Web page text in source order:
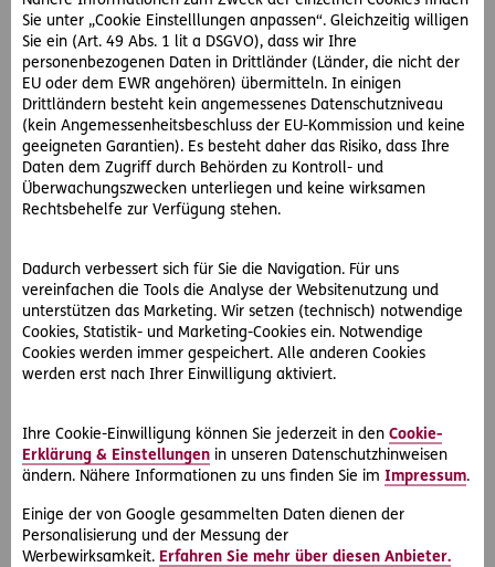
Sie unter „Cookie Einstelllungen anpassen“. Gleichzeitig willigen
Sie ein (Art. 49 Abs. 1 lit a DSGVO), dass wir Ihre
personenbezogenen Daten in Drittländer (Länder, die nicht der
EU oder dem EWR angehören) übermitteln. In einigen
Drittländern besteht kein angemessenes Datenschutzniveau
(kein Angemessenheitsbeschluss der EU-Kommission und keine
geeigneten Garantien). Es besteht daher das Risiko, dass Ihre
Daten dem Zugriff durch Behörden zu Kontroll- und
Überwachungszwecken unterliegen und keine wirksamen
Rechtsbehelfe zur Verfügung stehen.
Dadurch verbessert sich für Sie die Navigation. Für uns
vereinfachen die Tools die Analyse der Websitenutzung und
unterstützen das Marketing. Wir setzen (technisch) notwendige
Cookies, Statistik- und Marketing-Cookies ein. Notwendige
Cookies werden immer gespeichert. Alle anderen Cookies
werden erst nach Ihrer Einwilligung aktiviert.
Ihre Cookie-Einwilligung können Sie jederzeit in den Cookie-
Erklärung & Einstellungen in unseren Datenschutzhinweisen
ändern. Nähere Informationen zu uns finden Sie im Impressum.
Einige der von Google gesammelten Daten dienen der
Personalisierung und der Messung der
Werbewirksamkeit. Erfahren Sie mehr über diesen Anbieter.
2024-08-12
Badeplätze in Wien